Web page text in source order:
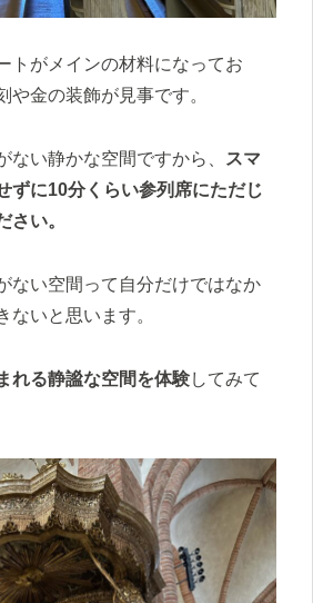
トがメインの材料になってお
や金の装飾が見事です。
ない静かな空間ですから、
スマ
ずに10分くらい参列席にただじ
さい。
ない空間って自分だけではなか
ないと思います。
れる静謐な空間を体験してみて